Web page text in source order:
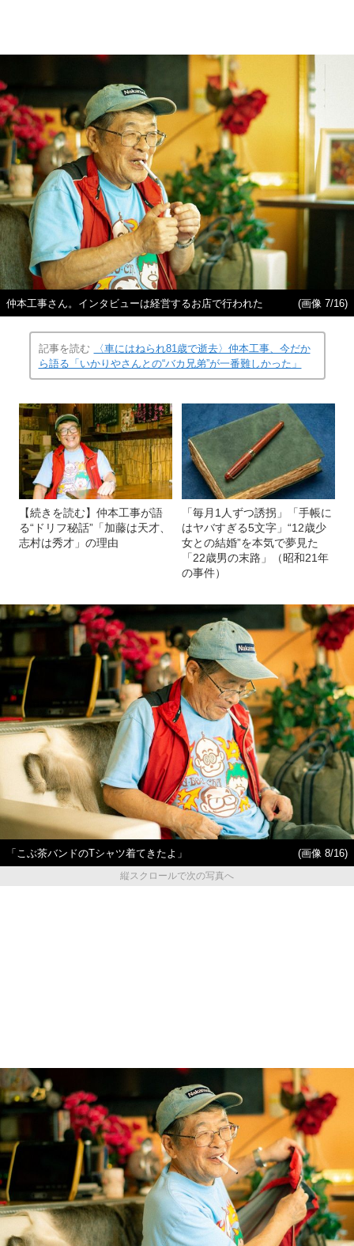
仲本工事さん。インタビューは経営するお店で行われた (画像 7/16)
記事を読む
〈車にはねられ81歳で逝去〉仲本工事、今だか
ら語る「いかりやさんとの“バカ兄弟”が一番難しかった」
【続きを読む】仲本工事が語
る“ドリフ秘話”「加藤は天才、
志村は秀才」の理由
「毎月1人ずつ誘拐」「手帳に
はヤバすぎる5文字」“12歳少
女との結婚”を本気で夢見た
「22歳男の末路」（昭和21年
の事件）
「こぶ茶バンドのTシャツ着てきたよ」
(画像 8/16)
縦スクロールで次の写真へ